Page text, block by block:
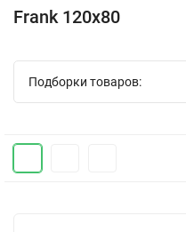
Frank 120х80
Подборки товаров: